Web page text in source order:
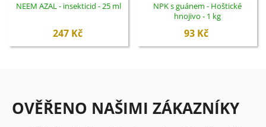
NEEM AZAL - insekticid - 25 ml
247 Kč
NPK s guánem - Hoštické
hnojivo - 1 kg
93 Kč
OVĚŘENO NAŠIMI ZÁKAZNÍKY